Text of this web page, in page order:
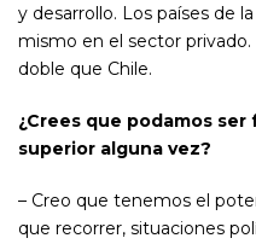
y desarrollo. Los países de
mismo en el sector privado.
doble que Chile.
¿Crees que podamos
superior alguna vez?
– Creo que tenemos el
que recorrer, situaciones